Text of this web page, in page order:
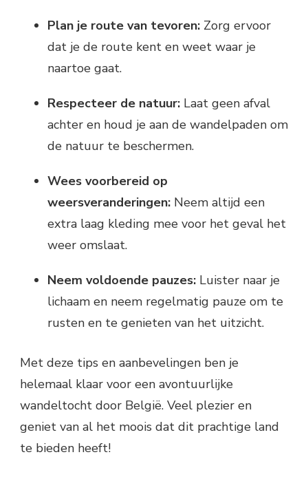
Plan je route van tevoren: Zorg ervoor
dat je de route kent en weet waar je
naartoe gaat.
Respecteer de natuur: Laat geen afval
achter en houd je aan de wandelpaden om
de natuur te beschermen.
Wees voorbereid op
weersveranderingen: Neem altijd een
extra laag kleding mee voor het geval het
weer omslaat.
Neem voldoende pauzes: Luister naar je
lichaam en neem regelmatig pauze om te
rusten en te genieten van het uitzicht.
Met deze tips en aanbevelingen ben je
helemaal klaar voor een avontuurlijke
wandeltocht door België. Veel plezier en
geniet van al het moois dat dit prachtige land
te bieden heeft!